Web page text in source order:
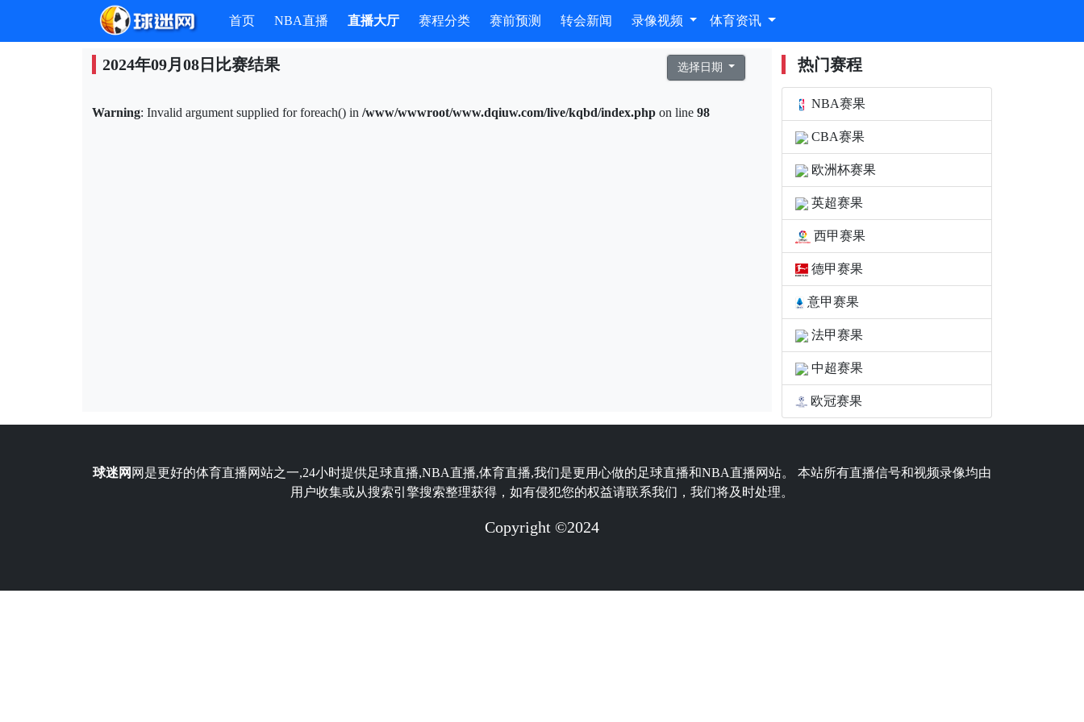
首页 NBA直播 直播大厅 赛程分类 赛前预测 转会新闻 录像视频 体育资讯
2024年09月08日比赛结果 选择日期
Warning: Invalid argument supplied for foreach() in /www/wwwroot/www.dqiuw.com/live/kqbd/index.php on line 98
热门赛程
NBA赛果
CBA赛果
欧洲杯赛果
英超赛果
西甲赛果
德甲赛果
意甲赛果
法甲赛果
中超赛果
欧冠赛果
球迷网 网是更好的体育直播网站之一,24小时提供足球直播,NBA直播,体育直播,我们是更用心做的足球直播和NBA直播网站。 本站所有直播信号和视频录像均由
用户收集或从搜索引擎搜索整理获得，如有侵犯您的权益请联系我们，我们将及时处理。
Copyright ©2024